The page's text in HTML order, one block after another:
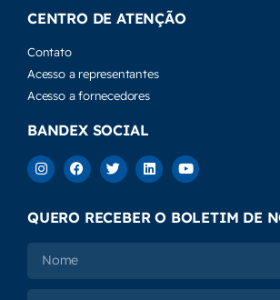
Contato
Acesso a fornecedores
BANDEX SOCIAL
QUERO RECEBER O BOLETIM DE